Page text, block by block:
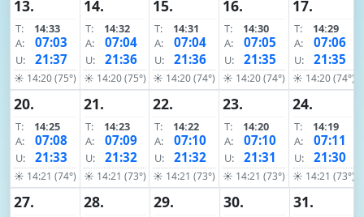
13.
T:
14:33
A:
07:03
U: 21:37
☀ 14:20 (75°)
14.
T:
14:32
A:
07:04
U: 21:36
☀ 14:20 (75°)
15.
T:
14:31
A:
07:04
U: 21:36
☀ 14:20 (74°)
16.
T:
14:30
A:
07:05
U: 21:35
☀ 14:20 (74°)
17.
T:
14:29
A:
07:06
U: 21:35
☀ 14:20 (74°)
20.
T:
14:25
A:
07:08
U: 21:33
☀ 14:21 (74°)
21.
T:
14:23
A:
07:09
U: 21:32
☀ 14:21 (73°)
22.
T:
14:22
A:
07:10
U: 21:32
☀ 14:21 (73°)
23.
T:
14:20
A:
07:10
U: 21:31
☀ 14:21 (73°)
24.
T:
14:19
A:
07:11
U: 21:30
☀ 14:21 (73°)
27. 28. 29. 30. 31.